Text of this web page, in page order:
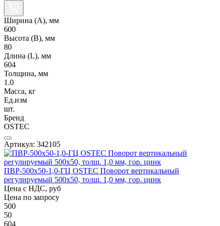
Ширина (А), мм
600
Высота (В), мм
80
Длина (L), мм
604
Толщина, мм
1.0
Масса, кг
Ед.изм
шт.
Бренд
OSTEC
Артикул: 342105
ПВР-500х50-1,0-ГЦ OSTEC Поворот вертикальный
регулируемый 500х50, толщ. 1,0 мм, гор. цинк
Цена с НДС, руб
Цена по запросу
500
50
604